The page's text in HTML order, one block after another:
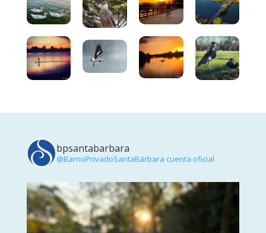
bpsantabarbara
@BarrioPrivadoSantaBárbara cuenta oficial